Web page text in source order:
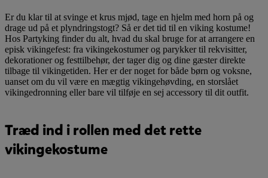
Er du klar til at svinge et krus mjød, tage en hjelm med horn på og
drage ud på et plyndringstogt? Så er det tid til en viking kostume!
Hos Partyking finder du alt, hvad du skal bruge for at arrangere en
episk vikingefest: fra vikingekostumer og parykker til rekvisitter,
dekorationer og festtilbehør, der tager dig og dine gæster direkte
tilbage til vikingetiden. Her er der noget for både børn og voksne,
uanset om du vil være en mægtig vikingehøvding, en storslået
vikingedronning eller bare vil tilføje en sej accessory til dit outfit.
Træd ind i rollen med det rette
vikingekostume